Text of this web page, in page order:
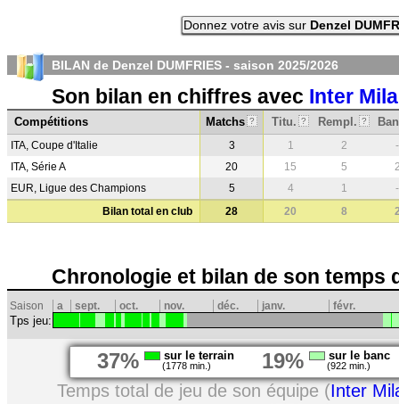
Donnez votre avis sur Denzel
BILAN de Denzel DUMFRIES - saison 2025/2026
Son bilan en chiffres avec Inter
Compétitions Matchs ? Titu. ? Rempl. ?
ITA, Coupe d'Italie 3 1 2
-
ITA, Série A
20 15 5
EUR, Ligue des Champions
5 4 1
-
Bilan total en club
28 20 8
Chronologie et bilan de son temps
Saison a sept. oct. nov. déc. janv. févr.
Tps jeu:
37% sur le terrain
(1778 min.) 19% sur le banc
(922 min.)
Temps total de jeu de son équipe (Inter